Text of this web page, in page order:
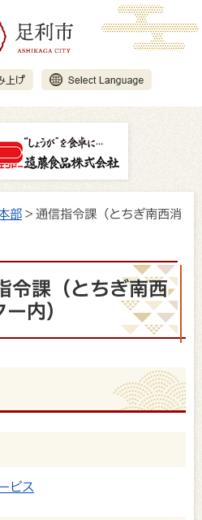
部 > 通信指令課（とちぎ南西消
令課（とちぎ南西
内）
ビス